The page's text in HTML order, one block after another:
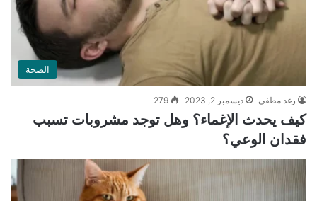
الصحة
رغد مطفي ديسمبر 2, 2023 279
كيف يحدث الإغماء؟ وهل توجد مشروبات تسبب
فقدان الوعي؟